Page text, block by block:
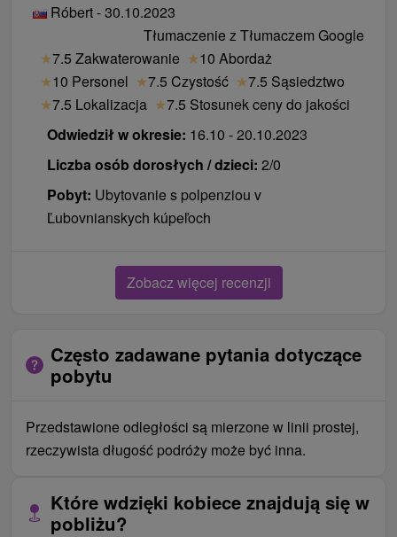
Róbert - 30.10.2023
Tłumaczenie z Tłumaczem Google
★7.5 Zakwaterowanie ★10 Abordaż
★10 Personel ★7.5 Czystość ★7.5 Sąsiedztwo
★7.5 Lokalizacja ★7.5 Stosunek ceny do jakości
Odwiedził w okresie: 16.10 - 20.10.2023
Liczba osób dorosłych / dzieci: 2/0
Pobyt: Ubytovanie s polpenziou v
Ľubovnianskych kúpeľoch
Zobacz więcej recenzji
Często zadawane pytania dotyczące
pobytu
Przedstawione odległości są mierzone w linii prostej,
rzeczywista długość podróży może być inna.
Które wdzięki kobiece znajdują się w
pobliżu?